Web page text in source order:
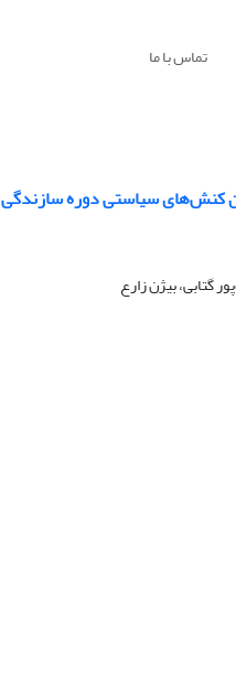
تماس با ما
کنش‌های سیاستی دوره سازندگی
گتابی، بیژن زارع